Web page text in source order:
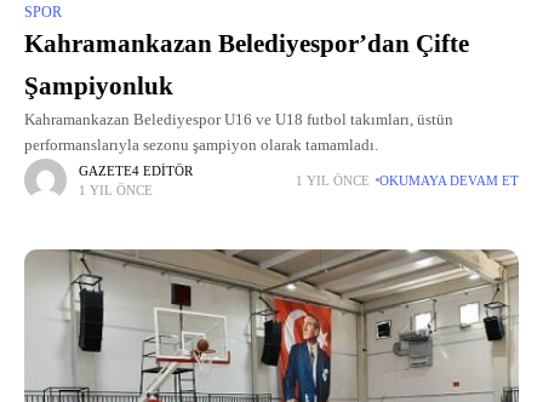
SPOR
Kahramankazan Belediyespor’dan Çifte
Şampiyonluk
Kahramankazan Belediyespor U16 ve U18 futbol takımları, üstün
performanslarıyla sezonu şampiyon olarak tamamladı.
GAZETE4 EDITÖR
1 YIL ÖNCE
1 YIL ÖNCE OKUMAYA DEVAM ET